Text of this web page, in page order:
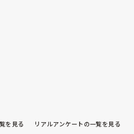
を見る リアルアンケートの一覧を見る